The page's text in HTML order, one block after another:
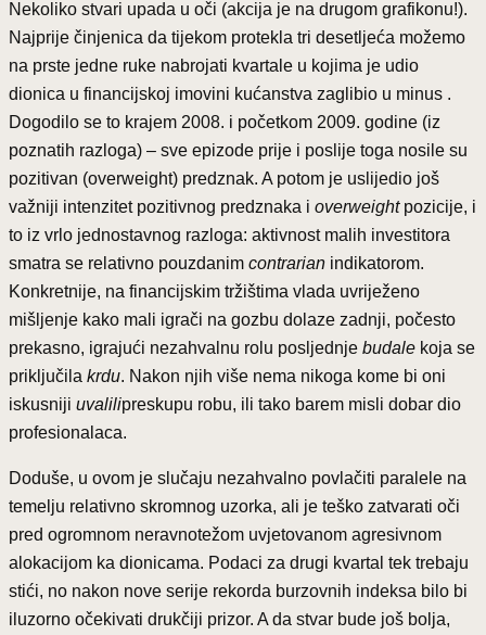
Nekoliko stvari upada u oči (akcija je na drugom grafikonu!).
Najprije činjenica da tijekom protekla tri desetljeća možemo
na prste jedne ruke nabrojati kvartale u kojima je udio
dionica u financijskoj imovini kućanstva zaglibio u minus .
Dogodilo se to krajem 2008. i početkom 2009. godine (iz
poznatih razloga) – sve epizode prije i poslije toga nosile su
pozitivan (overweight) predznak. A potom je uslijedio još
važniji intenzitet pozitivnog predznaka i overweightpozicije, i
to iz vrlo jednostavnog razloga: aktivnost malih investitora
smatra se relativno pouzdanim contrarian indikatorom.
Konkretnije, na financijskim tržištima vlada uvriježeno
mišljenje kako mali igrači na gozbu dolaze zadnji, počesto
prekasno, igrajući nezahvalnu rolu posljednje budale koja se
priključila krdu. Nakon njih više nema nikoga kome bi oni
iskusniji uvalilipreskupu robu, ili tako barem misli dobar dio
profesionalaca.
Doduše, u ovom je slučaju nezahvalno povlačiti paralele na
temelju relativno skromnog uzorka, ali je teško zatvarati oči
pred ogromnom neravnotežom uvjetovanom agresivnom
alokacijom ka dionicama. Podaci za drugi kvartal tek trebaju
stići, no nakon nove serije rekorda burzovnih indeksa bilo bi
iluzorno očekivati drukčiji prizor. A da stvar bude još bolja,